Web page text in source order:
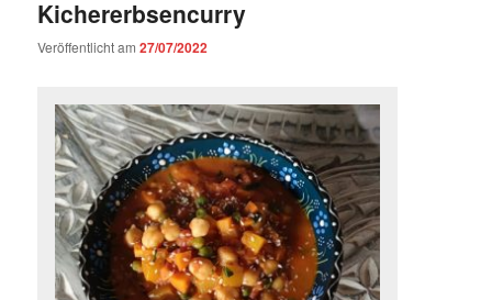
Kichererbsencurry
Veröffentlicht am27/07/2022